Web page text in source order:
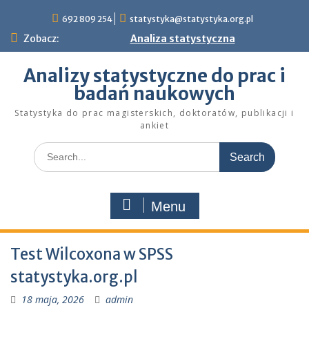
content
692 809 254 statystyka@statystyka.org.pl
Zobacz: Analiza statystyczna
Analizy statystyczne do prac i
badań naukowych
Statystyka do prac magisterskich, doktoratów, publikacji i
ankiet
Search
for:
Menu
Test Wilcoxona w SPSS
statystyka.org.pl
18 maja, 2026 admin